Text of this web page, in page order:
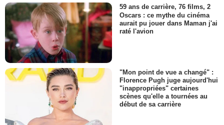
59 ans de carrière, 76 films, 2
Oscars : ce mythe du cinéma
aurait pu jouer dans Maman j'ai
raté l'avion
"Mon point de vue a changé" :
Florence Pugh juge aujourd'hui
"inappropriées" certaines
scènes qu'elle a tournées au
début de sa carrière